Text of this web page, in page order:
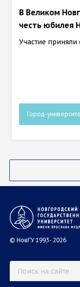
В Великом
честь юбилея
Участие
Город-
© НовГУ 1993- 2026